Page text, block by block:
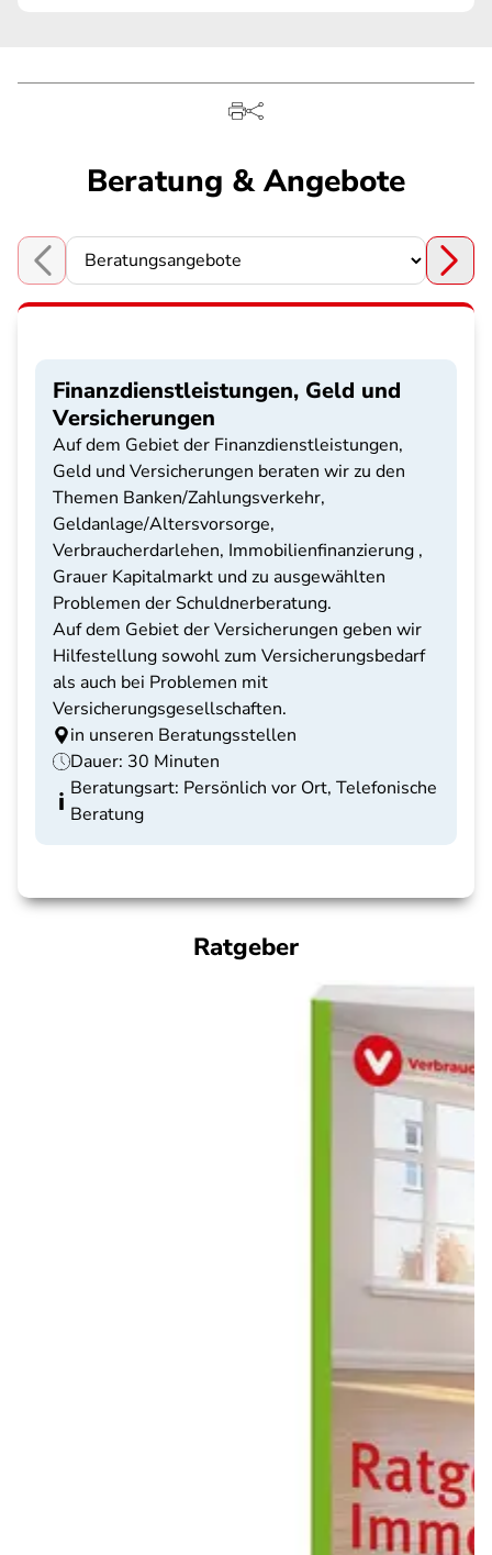
Beratung & Angebote
Choose a section
Finanzdienstleistungen, Geld und
Versicherungen
Auf dem Gebiet der Finanzdienstleistungen,
Geld und Versicherungen beraten wir zu den
Themen Banken/Zahlungsverkehr,
Geldanlage/Altersvorsorge,
Verbraucherdarlehen, Immobilienfinanzierung ,
Grauer Kapitalmarkt und zu ausgewählten
Problemen der Schuldnerberatung.
Auf dem Gebiet der Versicherungen geben wir
Hilfestellung sowohl zum Versicherungsbedarf
als auch bei Problemen mit
Versicherungsgesellschaften.
in unseren Beratungsstellen
Dauer: 30 Minuten
Beratungsart: Persönlich vor Ort, Telefonische
Beratung
Ratgeber